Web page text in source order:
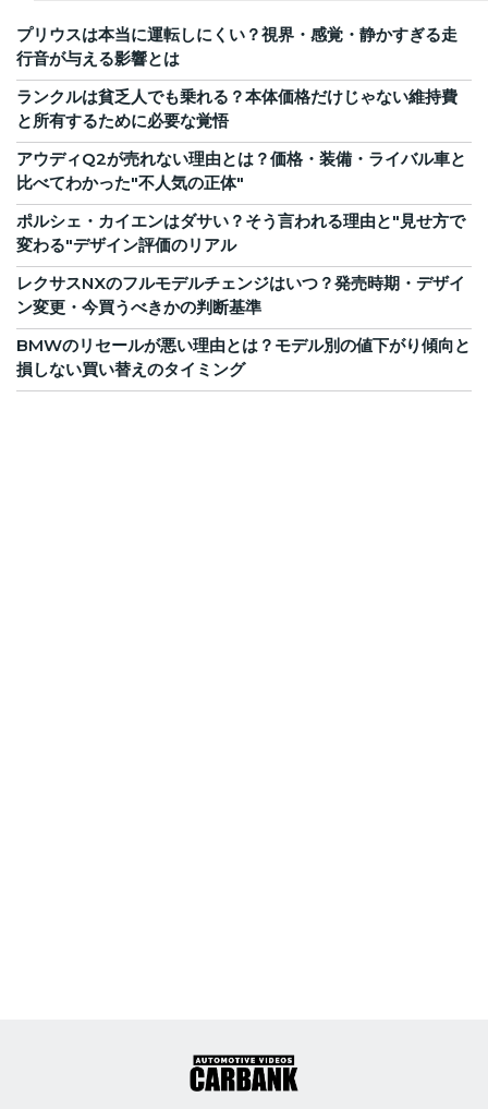
プリウスは本当に運転しにくい？視界・感覚・静かすぎる走
行音が与える影響とは
ランクルは貧乏人でも乗れる？本体価格だけじゃない維持費
と所有するために必要な覚悟
アウディQ2が売れない理由とは？価格・装備・ライバル車と
比べてわかった"不人気の正体"
ポルシェ・カイエンはダサい？そう言われる理由と"見せ方で
変わる"デザイン評価のリアル
レクサスNXのフルモデルチェンジはいつ？発売時期・デザイ
ン変更・今買うべきかの判断基準
BMWのリセールが悪い理由とは？モデル別の値下がり傾向と
損しない買い替えのタイミング